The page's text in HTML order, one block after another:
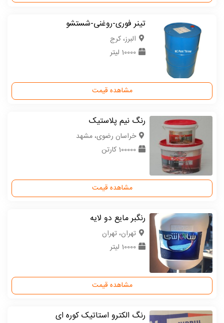
تینر فوری-روغنی-شستشو
البرز، کرج
10000 لیتر
مشاهده قیمت
رنگ نیم پلاستیک
خراسان رضوی، مشهد
100000 کارتن
مشاهده قیمت
رنگبر مایع دو لایه
تهران، تهران
10000 لیتر
مشاهده قیمت
رنگ الکترو استاتیک کوره ای